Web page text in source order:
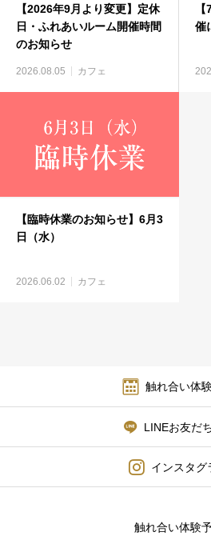
【2026年9月より変更】定休
日・ふれあいルーム開催時間
のお知らせ
2026.08.05 カフェ
催
【臨時休業のお知らせ】6月3
日（水）
2026.06.02 カフェ
触れ合い体
LINEお友だ
インスタグ
触れ合い体験